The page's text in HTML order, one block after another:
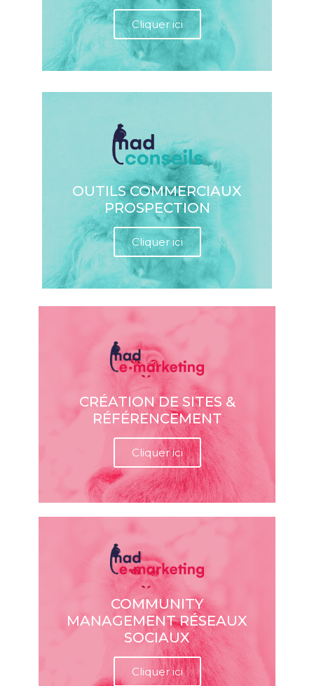
Cliquer ici
OUTILS COMMERCIAUX
PROSPECTION
Cliquer ici
CRÉATION DE SITES &
RÉFÉRENCEMENT
Cliquer ici
COMMUNITY
MANAGEMENT RÉSEAUX
SOCIAUX
Cliquer ici